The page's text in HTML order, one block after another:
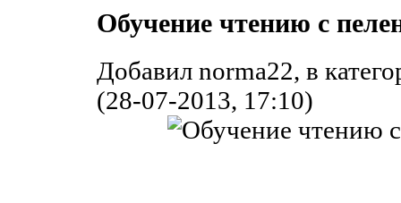
Обучение чтению с
Добавил norma22, в
(28-07-2013, 17:10)